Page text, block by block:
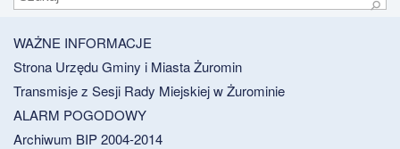
⚲
WAŻNE INFORMACJE
Strona Urzędu Gminy i Miasta Żuromin
Transmisje z Sesji Rady Miejskiej w Żurominie
ALARM POGODOWY
Archiwum BIP 2004-2014